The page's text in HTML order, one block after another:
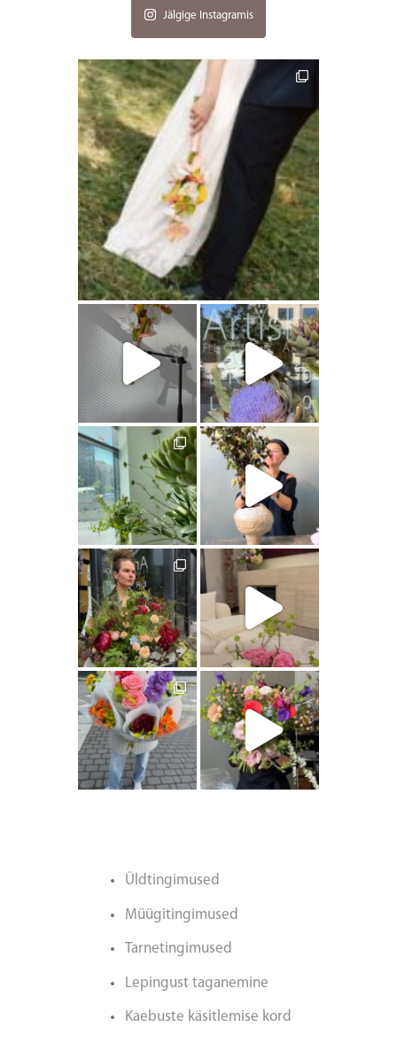
Jälgige Instagramis
artishokflow
artishokflow artishokflow
artishokflow artishokflow
artishokflow artishokflow
artishokflow artishokflow
Üldtingimused
Müügitingimused
Tarnetingimused
Lepingust taganemine
Kaebuste käsitlemise kord